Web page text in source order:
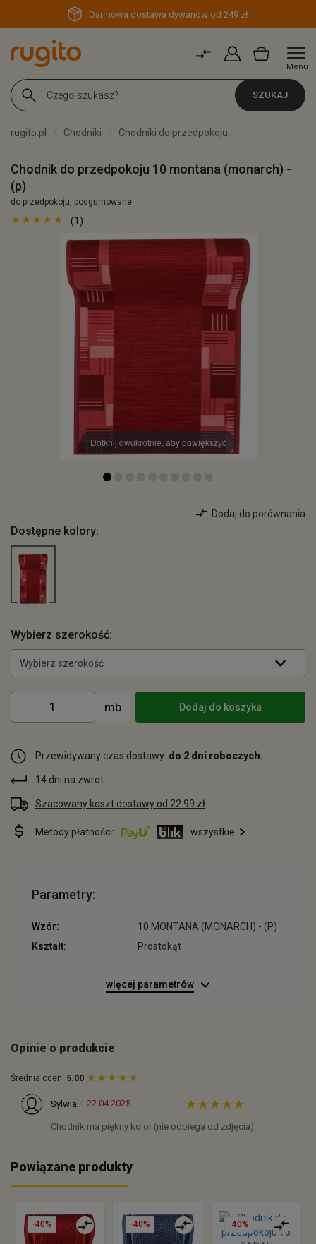
Darmowa dostawa dywanów od 249 zł
Menu
SZUKAJ
rugito.pl Chodniki Chodniki do przedpokoju
Chodnik do przedpokoju 10 montana (monarch) -
(p)
do przedpokoju, podgumowane
(1)
Dotknij dwukrotnie, aby powiększyć
Dodaj do porównania
Dostępne kolory:
Wybierz szerokość:
Wybierz szerokość
Dodaj do koszyka
Przewidywany czas dostawy: do 2 dni roboczych.
14 dni na zwrot
Szacowany koszt dostawy od 22.99 zł
Metody płatności: wszystkie
Parametry:
Wzór:
10 MONTANA (MONARCH) - (P)
Kształt:
Prostokąt
więcej parametrów
Opinie o produkcie
Średnia ocen: 5.00
Sylwia 22.04.2025
Chodnik ma piękny kolor (nie odbiega od zdjęcia).
Powiązane produkty
-40% -40% -40%